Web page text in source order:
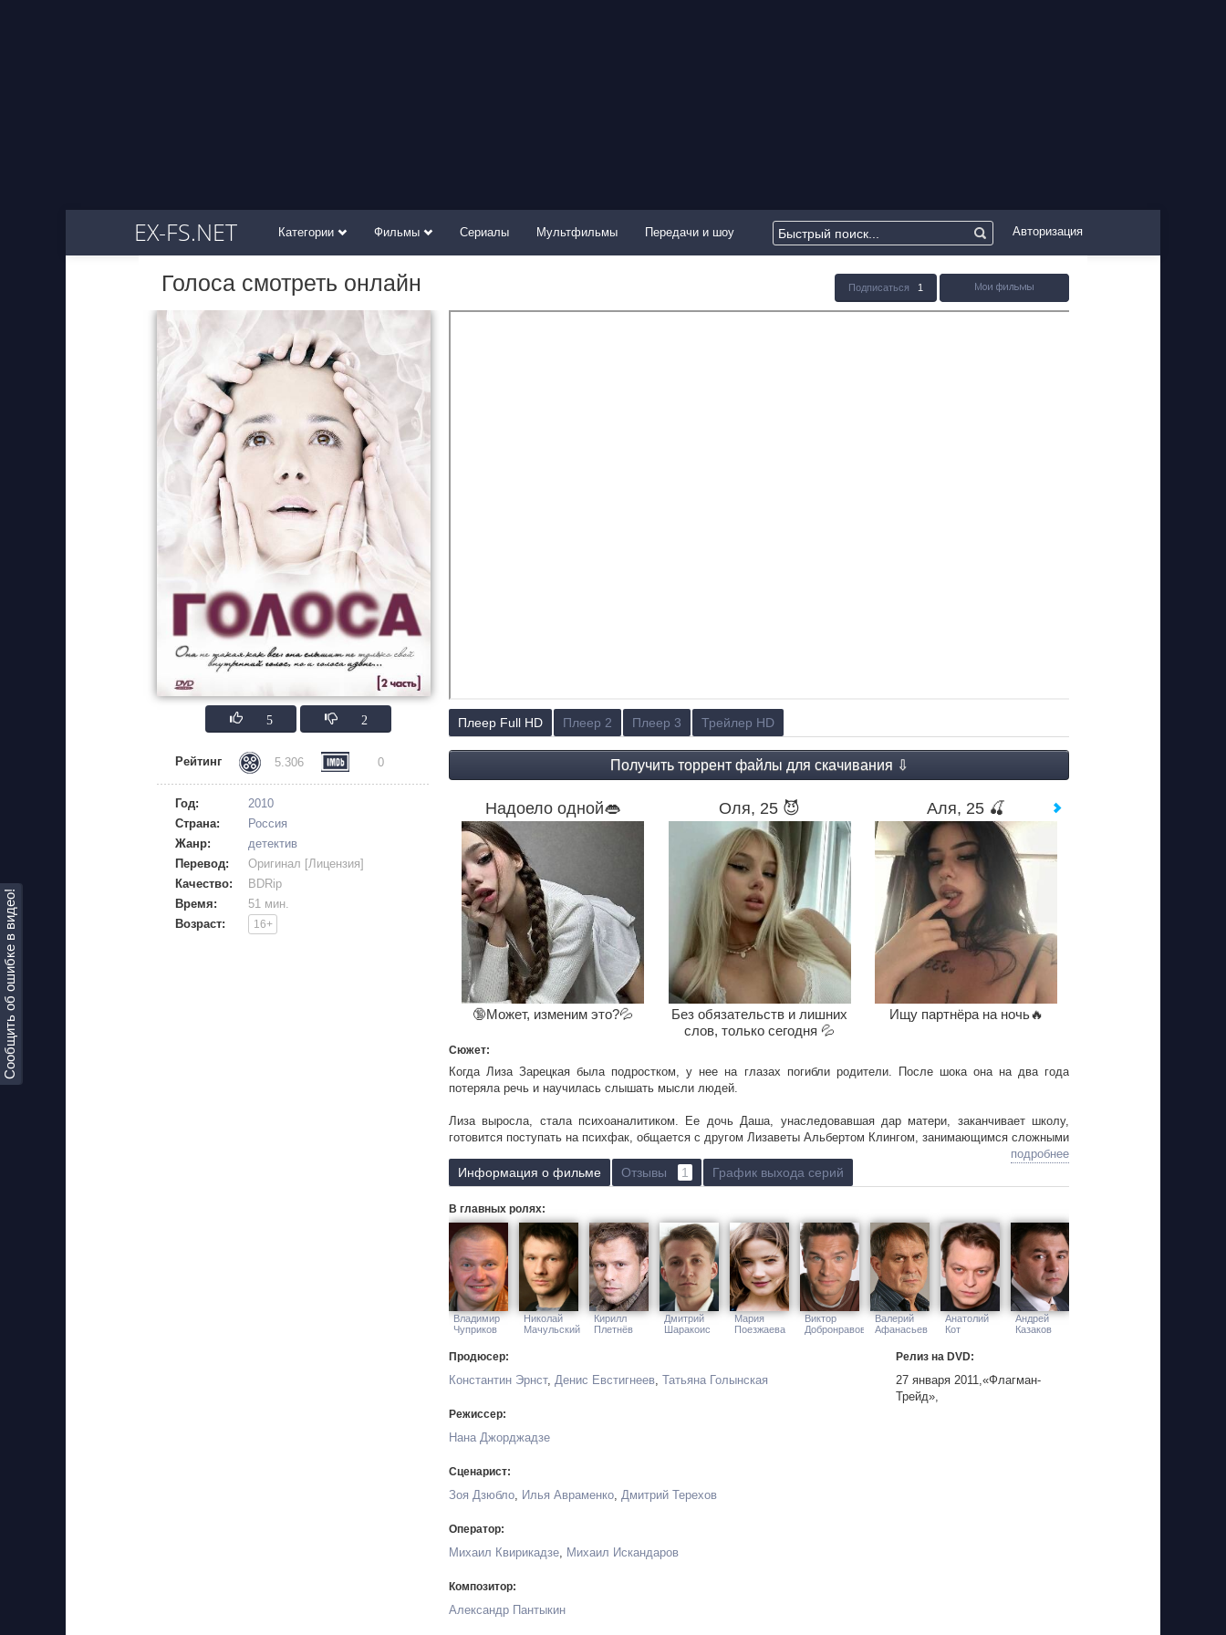
EX-FS.NET Категории Фильмы Сериалы Мультфильмы Передачи и шоу Авторизация
Сообщить об ошибке в видео!
Голоса смотреть онлайн Подписаться 1
5 2
Рейтинг 5.306 0
Год:
2010
Страна:
Россия
Жанр:
детектив
Перевод:
Оригинал [Лицензия]
Качество:
BDRip
Время:
51 мин.
Возраст:
16+
Плеер Full HD Плеер 2 Плеер 3 Трейлер HD
Надоело одной👄
🔞Может, изменим это?💦
Оля, 25 😈
Без обязательств и лишних
слов, только сегодня 💦
Аля, 25 🍒
Ищу партнёра на ночь🔥
Сюжет:
Когда Лиза Зарецкая была подростком, у нее на глазах погибли родители. После шока она на два года
потеряла речь и научилась слышать мысли людей.
Лиза выросла, стала психоаналитиком. Ее дочь Даша, унаследовавшая дар матери, заканчивает школу,
готовится поступать на психфак, общается с другом Лизаветы Альбертом Клингом, занимающимся сложными
психологическими исследованиями. Даша ходит к нему в клинику, он ставит над ней эксперименты, чем Лиза
крайне недовольна.
Неожиданно пропадает Дашина одноклассница Ксеня, которая посещала психотерапевтические сеансы
Зарецкой. К Лизавете и Даше обращается капитан милиции Михаил Жихарев, возглавляющий отдел
по розыску пропавших людей.
Ксеню ищут, Даша и Лиза активно помогают. К поискам подключается парень Даши Митя, ассистент
профессора Клинга. Митя и Даша договариваются встретиться, но ночью Лизе сообщают, что ее дочь
пропала...
подробнее
Информация о фильме Отзывы 1 График выхода серий
В главных ролях:
Владимир
Чуприков
Николай
Мачульский
Кирилл
Плетнёв
Дмитрий
Шаракоис
Мария
Поезжаева
Виктор
Добронравов
Валерий
Афанасьев
Анатолий
Кот
Андрей
Казаков
Продюсер:
Константин Эрнст, Денис Евстигнеев, Татьяна Голынская
Режиссер:
Нана Джорджадзе
Сценарист:
Зоя Дзюбло, Илья Авраменко, Дмитрий Терехов
Оператор:
Михаил Квирикадзе, Михаил Искандаров
Композитор:
Александр Пантыкин
Релиз на DVD:
27 января 2011,«Флагман-
Трейд»,